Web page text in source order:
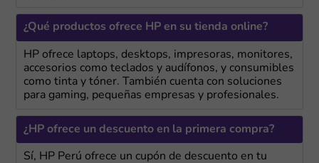
¿Qué productos ofrece HP en su tienda online?
HP ofrece laptops, desktops, impresoras, monitores,
accesorios como teclados y audífonos, y consumibles
como tinta y tóner. También cuenta con soluciones
para gaming, pequeñas empresas y profesionales.
¿HP ofrece un descuento en la primera compra?
Sí, HP Perú ofrece un cupón de descuento en tu